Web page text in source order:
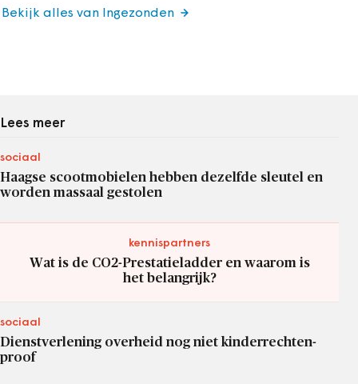
Bekijk alles van Ingezonden
Lees meer
sociaal
Haagse scootmobielen hebben dezelfde sleutel en
worden massaal gestolen
kennispartners
Wat is de CO2-Prestatieladder en waarom is
het belangrijk?
sociaal
Dienstverlening overheid nog niet kinderrechten-
proof